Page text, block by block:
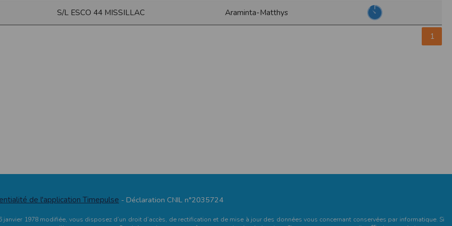
S/L ESCO 44 MISSILLAC Araminta-Matthys
1
de l'application Timepulse - Déclaration CNIL n°2035724
1978 modifiée, vous disposez d’un droit d’accès, de rectification et de mise à jour des données vous concernant conservées par informatique. Si
suivant :https://www.ovh.com/fr/protection-donnees-personnelles/gdpr.xml
et cliquez surAffichez les cookies